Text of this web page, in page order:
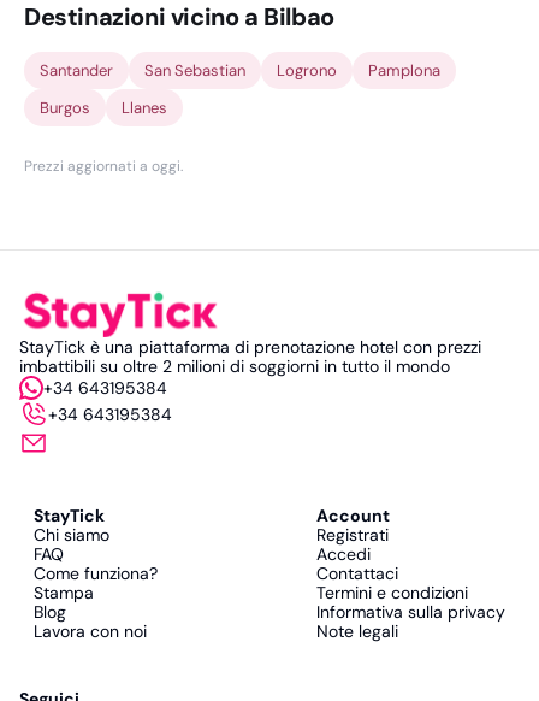
Destinazioni vicino a Bilbao
Santander San Sebastian Logrono
Pamplona
Burgos
Llanes
Prezzi aggiornati a oggi.
StayTick è una piattaforma di prenotazione hotel con prezzi
imbattibili su oltre 2 milioni di soggiorni in tutto il mondo
+34 643195384
+34 643195384
StayTick
Chi siamo
FAQ
Come funziona?
Stampa
Blog
Lavora con noi
Account
Registrati
Accedi
Contattaci
Termini e condizioni
Informativa sulla privacy
Note legali